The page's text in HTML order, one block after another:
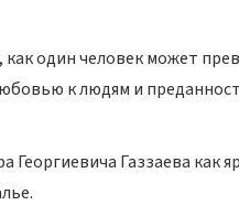
как один человек может
к людям и
Газзаева как